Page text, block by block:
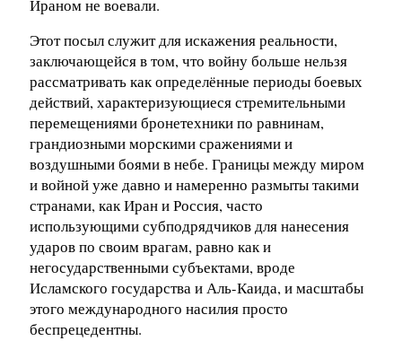
Ираном не воевали.
Этот посыл служит для искажения реальности,
заключающейся в том, что войну больше нельзя
рассматривать как определённые периоды боевых
действий, характеризующиеся стремительными
перемещениями бронетехники по равнинам,
грандиозными морскими сражениями и
воздушными боями в небе. Границы между миром
и войной уже давно и намеренно размыты такими
странами, как Иран и Россия, часто
использующими субподрядчиков для нанесения
ударов по своим врагам, равно как и
негосударственными субъектами, вроде
Исламского государства и Аль-Каида, и масштабы
этого международного насилия просто
беспрецедентны.